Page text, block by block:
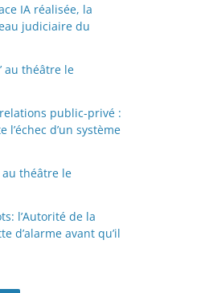
IA réalisée, la
judiciaire du
au théâtre le
public-privé :
d’un système
au théâtre le
l’Autorité de la
d’alarme avant qu’il